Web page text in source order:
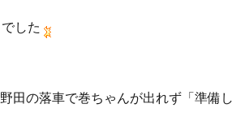
した
田の落車で巻ちゃんが出れず「準備し